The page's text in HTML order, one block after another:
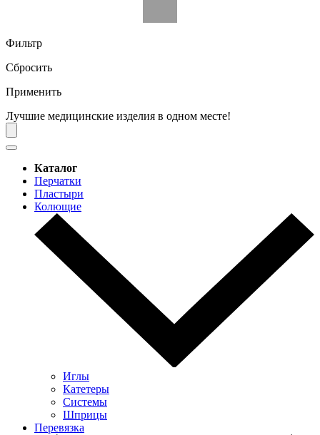
Фильтр
Сбросить
Применить
Лучшие медицинские изделия в одном месте!
Каталог
Перчатки
Пластыри
Колющие
Иглы
Катетеры
Системы
Шприцы
Перевязка